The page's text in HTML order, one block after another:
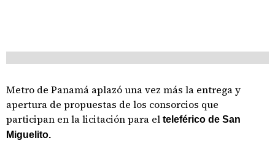
Metro de Panamá aplazó una vez más la entrega y
apertura de propuestas de los consorcios que
participan en la licitación para el teleférico de San
Miguelito.